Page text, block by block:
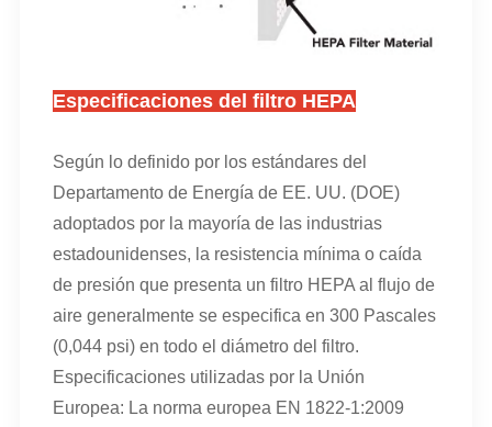
Especificaciones del filtro HEPA
Según lo definido por los estándares del
Departamento de Energía de EE. UU. (DOE)
adoptados por la mayoría de las industrias
estadounidenses, la resistencia mínima o caída
de presión que presenta un filtro HEPA al flujo de
aire generalmente se especifica en 300 Pascales
(0,044 psi) en todo el diámetro del filtro.
Especificaciones utilizadas por la Unión
Europea: La norma europea EN 1822-1:2009